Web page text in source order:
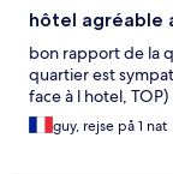
hôtel agréable
bon rapport de la
quartier est
face à l hotel, TOP)
guy, rejse på 1 nat